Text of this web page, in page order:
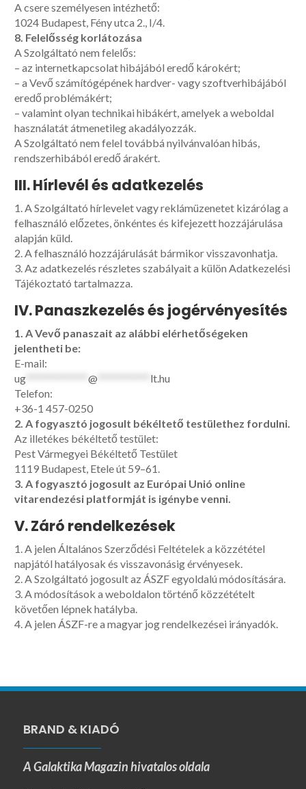
A csere személyesen intézhető:
1024 Budapest, Fény utca 2., I/4.
8. Felelősség korlátozása
A Szolgáltató nem felelős:
– az internetkapcsolat hibájából eredő károkért;
– a Vevő számítógépének hardver- vagy szoftverhibájából
eredő problémákért;
– valamint olyan technikai hibákért, amelyek a weboldal
használatát átmenetileg akadályozzák.
A Szolgáltató nem felel továbbá nyilvánvalóan hibás,
rendszerhibából eredő árakért.
III. Hírlevél és adatkezelés
1. A Szolgáltató hírlevelet vagy reklámüzenetet kizárólag a
felhasználó előzetes, önkéntes és kifejezett hozzájárulása
alapján küld.
2. A felhasználó hozzájárulását bármikor visszavonhatja.
3. Az adatkezelés részletes szabályait a külön Adatkezelési
Tájékoztató tartalmazza.
IV. Panaszkezelés és jogérvényesítés
1. A Vevő panaszait az alábbi elérhetőségeken
jelentheti be:
E-mail:
ug *************@
lt.hu
Telefon:
+36-1 457-0250
2. A fogyasztó jogosult békéltető testülethez fordulni.
Az illetékes békéltető testület:
Pest Vármegyei Békéltető Testület
1119 Budapest, Etele út 59–61.
3. A fogyasztó jogosult az Európai Unió online
vitarendezési platformját is igénybe venni.
V. Záró rendelkezések
1. A jelen Általános Szerződési Feltételek a közzététel
napjától hatályosak és visszavonásig érvényesek.
2. A Szolgáltató jogosult az ÁSZF egyoldalú módosítására.
3. A módosítások a weboldalon történő közzétételt
követően lépnek hatályba.
4. A jelen ÁSZF-re a magyar jog rendelkezései irányadók.
BRAND & KIADÓ
A Galaktika Magazin hivatalos oldala